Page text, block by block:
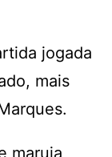
jogada
mais
maruja